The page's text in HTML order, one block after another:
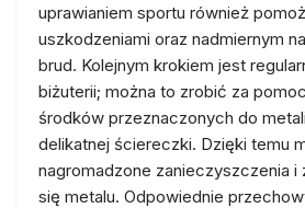
uprawianiem sportu również
uszkodzeniami oraz nadmiernym
brud. Kolejnym krokiem jest
biżuterii; można to zrobić za
środków przeznaczonych do
delikatnej ściereczki. Dzięki temu
nagromadzone zanieczyszczenia i
się metalu. Odpowiednie